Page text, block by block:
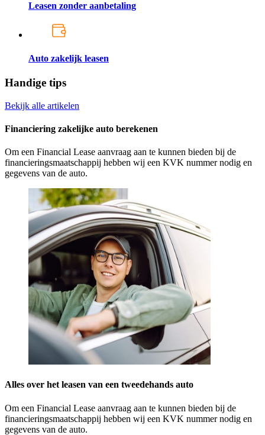
Leasen zonder aanbetaling
Auto zakelijk leasen
Handige tips
Bekijk alle artikelen
Financiering zakelijke auto berekenen
Om een Financial Lease aanvraag aan te kunnen bieden bij de
financieringsmaatschappij hebben wij een KVK nummer nodig en
gegevens van de auto.
Alles over het leasen van een tweedehands auto
Om een Financial Lease aanvraag aan te kunnen bieden bij de
financieringsmaatschappij hebben wij een KVK nummer nodig en
gegevens van de auto.